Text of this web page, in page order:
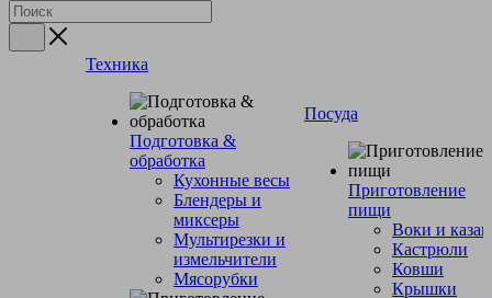
Техника
Подготовка &
обработка
Кухонные весы
Блендеры и
миксеры
Мультирезки и
измельчители
Мясорубки
Посуда
Приготовление
пищи
Воки и
Кастрюли
Ковши
Крышки